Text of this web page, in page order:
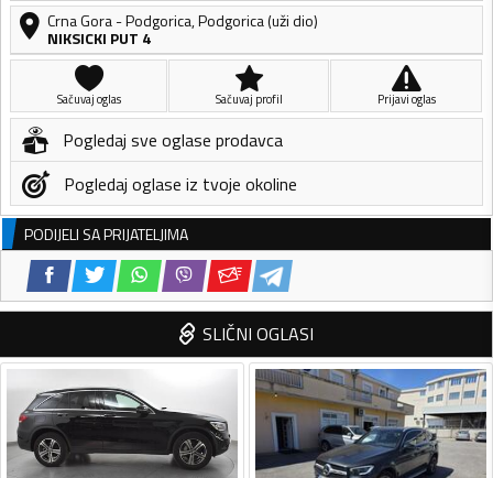
Crna Gora-Podgorica,Podgorica (uži dio)
NIKSICKI PUT 4
Sačuvaj oglas Sačuvaj profil Prijavi oglas
Pogledaj sve oglase prodavca
Pogledaj oglase iz tvoje okoline
PODIJELI SA PRIJATELJIMA
SLIČNI OGLASI